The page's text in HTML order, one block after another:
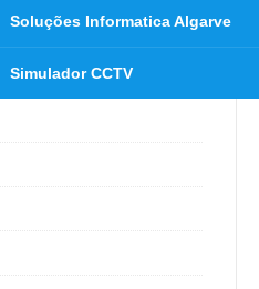
Soluções Informatica Algarve
Simulador CCTV